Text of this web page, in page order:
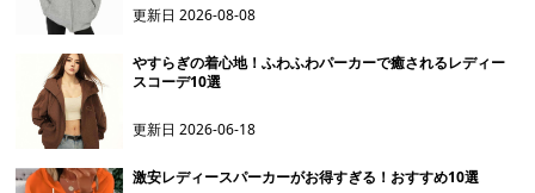
更新日2026-08-08
やすらぎの着心地！ふわふわパーカーで癒されるレディー
スコーデ10選
更新日2026-06-18
激安レディースパーカーがお得すぎる！おすすめ10選